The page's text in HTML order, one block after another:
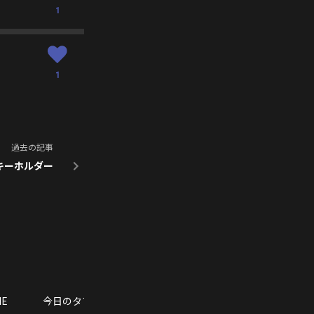
1
1
過去の記事
ーホルダー
今日のタブ純・今日の一曲